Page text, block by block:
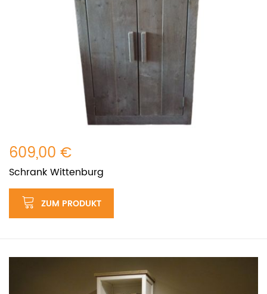
609,00 €
Schrank Wittenburg
ZUM PRODUKT